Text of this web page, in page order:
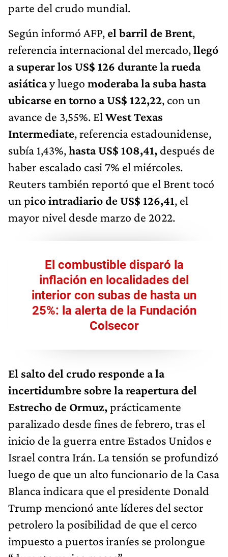
parte del crudo mundial.
Según informó AFP, el barril de Brent,
referencia internacional del mercado,llegó
a superar los US$ 126 durante la rueda
asiáticay luego moderaba la suba hasta
ubicarse en torno a US$ 122,22, con un
avance de 3,55%. El West Texas
Intermediate, referencia estadounidense,
subía 1,43%,hasta US$ 108,41, después de
haber escalado casi 7% el miércoles.
Reuters también reportó que el Brent tocó
un pico intradiario de US$ 126,41, el
mayor nivel desde marzo de 2022.
El combustible disparó la
inflación en localidades del
interior con subas de hasta un
25%: la alerta de la Fundación
Colsecor
El salto del crudo responde a la
incertidumbre sobre la reapertura del
Estrecho de Ormuz,prácticamente
paralizado desde fines de febrero, tras el
inicio de la guerra entre Estados Unidos e
Israel contra Irán. La tensión se profundizó
luego de que un alto funcionario de la Casa
Blanca indicara que el presidente Donald
Trump mencionó ante líderes del sector
petrolero la posibilidad de que el cerco
impuesto a puertos iraníes se prolongue